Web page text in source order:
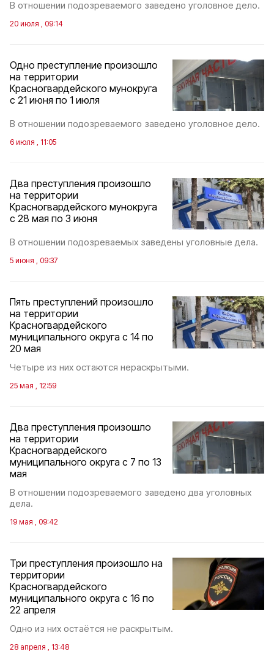
В отношении подозреваемого заведено уголовное дело.
20 июля , 09:14
Одно преступление произошло
на территории
Красногвардейского мунокруга
с 21 июня по 1 июля
В отношении подозреваемого заведено уголовное дело.
6 июля , 11:05
Два преступления произошло
на территории
Красногвардейского мунокруга
с 28 мая по 3 июня
В отношении подозреваемых заведены уголовные дела.
5 июня , 09:37
Пять преступлений произошло
на территории
Красногвардейского
муниципального округа с 14 по
20 мая
Четыре из них остаются нераскрытыми.
25 мая , 12:59
Два преступления произошло
на территории
Красногвардейского
муниципального округа с 7 по 13
мая
В отношении подозреваемого заведено два уголовных
дела.
19 мая , 09:42
Три преступления произошло на
территории
Красногвардейского
муниципального округа с 16 по
22 апреля
Одно из них остаётся не раскрытым.
28 апреля , 13:48